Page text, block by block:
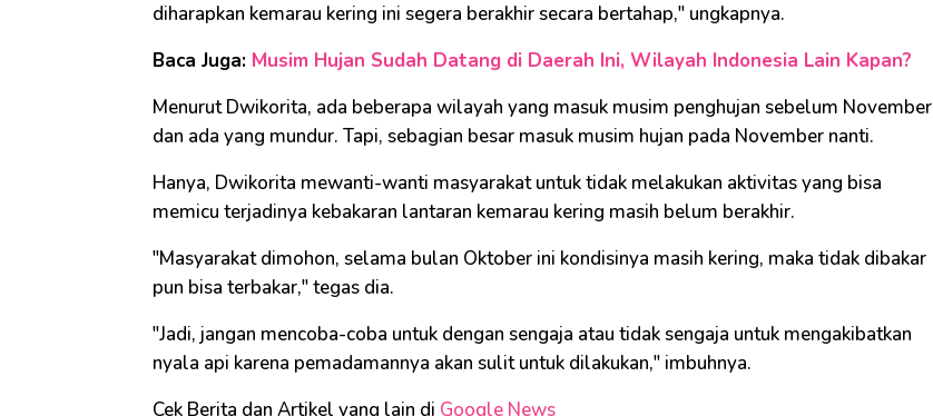
diharapkan kemarau kering ini segera berakhir secara bertahap," ungkapnya.
Baca Juga: Musim Hujan Sudah Datang di Daerah Ini, Wilayah Indonesia Lain Kapan?
Menurut Dwikorita, ada beberapa wilayah yang masuk musim penghujan sebelum November
dan ada yang mundur. Tapi, sebagian besar masuk musim hujan pada November nanti.
Hanya, Dwikorita mewanti-wanti masyarakat untuk tidak melakukan aktivitas yang bisa
memicu terjadinya kebakaran lantaran kemarau kering masih belum berakhir.
"Masyarakat dimohon, selama bulan Oktober ini kondisinya masih kering, maka tidak dibakar
pun bisa terbakar," tegas dia.
"Jadi, jangan mencoba-coba untuk dengan sengaja atau tidak sengaja untuk mengakibatkan
nyala api karena pemadamannya akan sulit untuk dilakukan," imbuhnya.
Cek Berita dan Artikel yang lain di Google News